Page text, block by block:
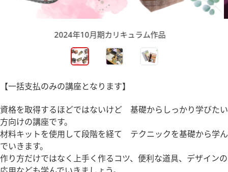
授業の風景
【一括支払のみの講座となります】
資格を取得するほどではないけど 基礎からしっかり学びたい
方向けの講座です。
材料キットを使用して段階を経て テクニックを基礎から学ん
でいきます。
作り方だけではなく上手く作るコツ、便利な道具、デザインの